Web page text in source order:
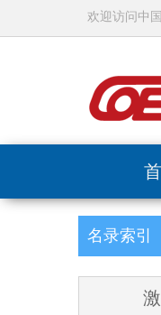
欢迎访问中
名录索引